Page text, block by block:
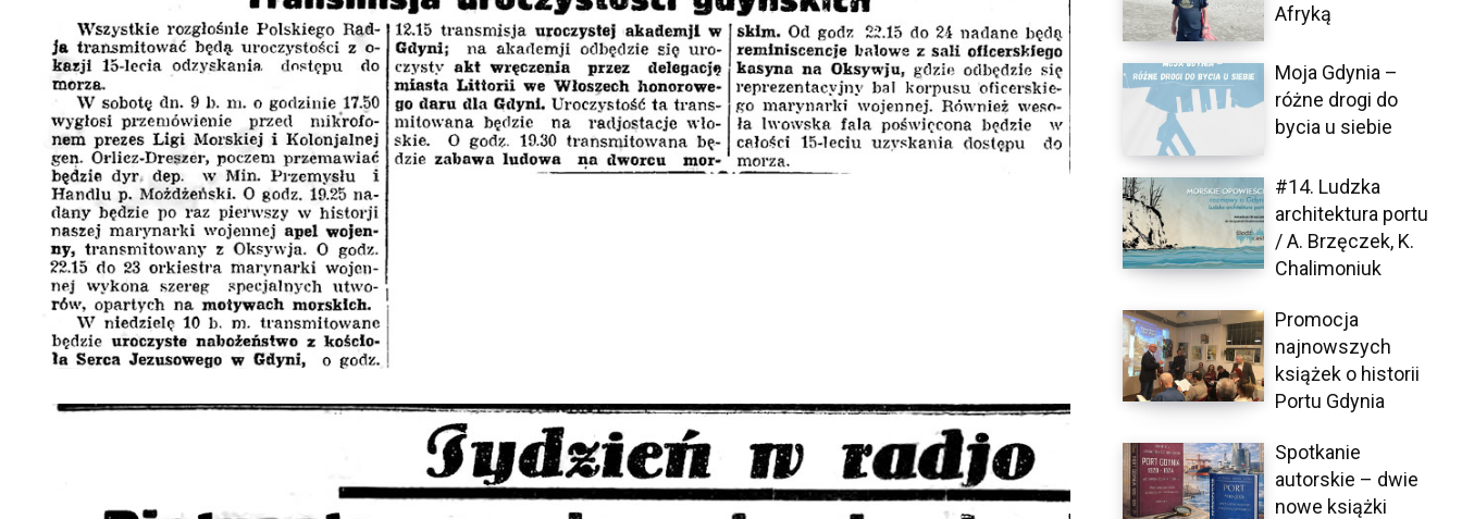
Afryką
Moja Gdynia –
różne drogi do
bycia u siebie
#14. Ludzka
architektura portu
/ A. Brzęczek, K.
Chalimoniuk
Promocja
najnowszych
książek o historii
Portu Gdynia
Spotkanie
autorskie – dwie
nowe książki